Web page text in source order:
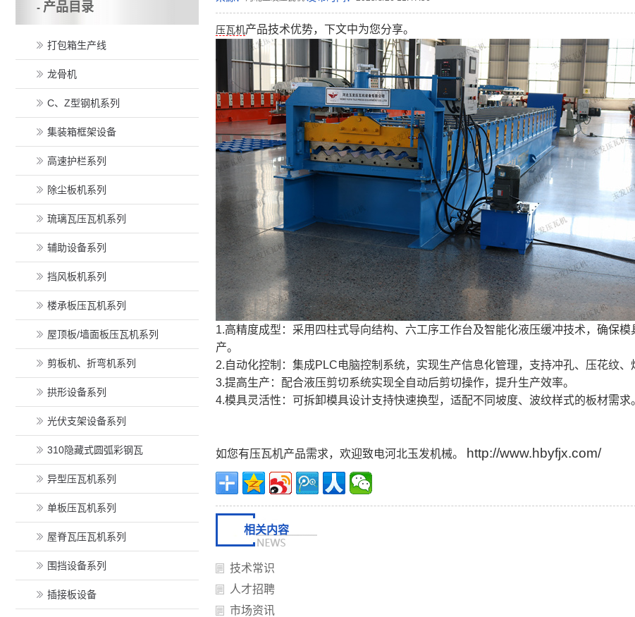
压瓦机产品技术优势，下文中为您分享。
1.高精度成型：采用四柱式导向结构、六工序工作台及智能化液压缓冲技术，确保
产。
2.自动化控制：集成PLC电脑控制系统，实现生产信息化管理，支持冲孔、压花纹、
3.提高生产：配合液压剪切系统实现全自动后剪切操作，提升生产效率。
4.模具灵活性：可拆卸模具设计支持快速换型，适配不同坡度、波纹样式的板材需求
如您有压瓦机产品需求，欢迎致电河北玉发机械。 http://www.hbyfjx.com/
相关内容
技术常识
人才招聘
市场资讯
- 产品目录
打包箱生产线
龙骨机
C、Z型钢机系列
集装箱框架设备
高速护栏系列
除尘板机系列
琉璃瓦压瓦机系列
辅助设备系列
挡风板机系列
楼承板压瓦机系列
屋顶板/墙面板压瓦机系列
剪板机、折弯机系列
拱形设备系列
光伏支架设备系列
310隐藏式圆弧彩钢瓦
异型压瓦机系列
单板压瓦机系列
屋脊瓦压瓦机系列
围挡设备系列
插接板设备